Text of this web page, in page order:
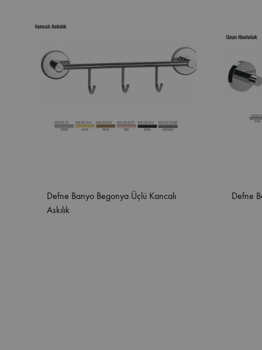
Defne Banyo Begonya Üçlü Kancalı
Askılık
Defne